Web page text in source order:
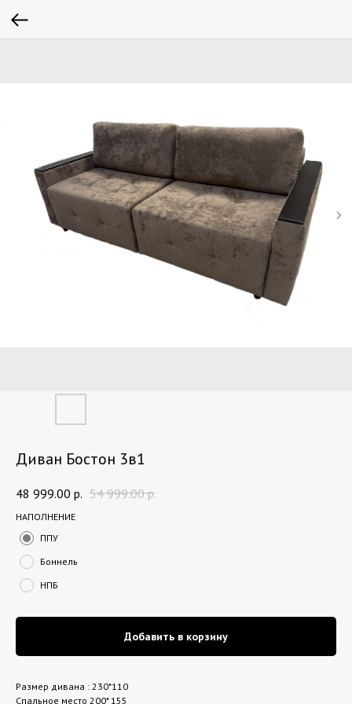
Диван Бостон 3в1
48 999.00 р. 54 999.00 р.
НАПОЛНЕНИЕ
ППУ
Боннель
НПБ
Добавить в корзину
Размер дивана : 230*110
Спальное место 200* 155